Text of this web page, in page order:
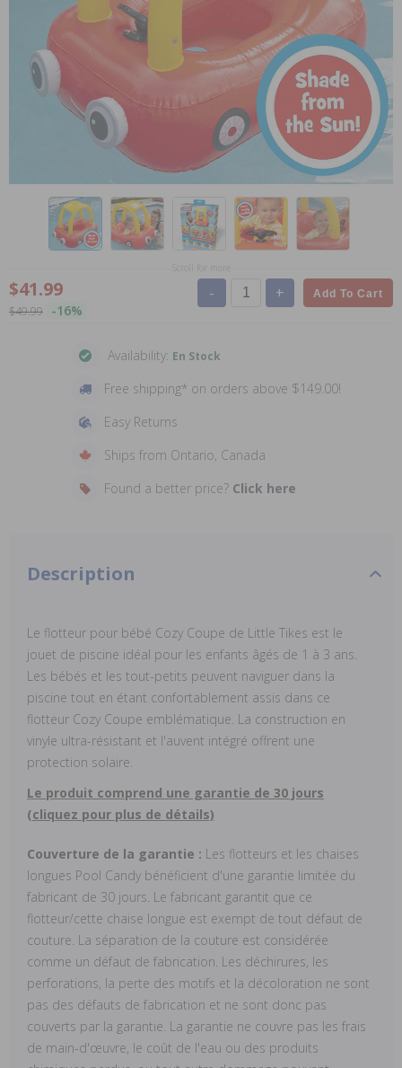
$41.99
$49.99 -16%
- + Add To Cart
Availability: En Stock
Free shipping* on orders above $149.00!
Easy Returns
Ships from Ontario, Canada
Found a better price? Click here
Description
Le flotteur pour bébé Cozy Coupe de Little Tikes est le
jouet de piscine idéal pour les enfants âgés de 1 à 3 ans.
Les bébés et les tout-petits peuvent naviguer dans la
piscine tout en étant confortablement assis dans ce
flotteur Cozy Coupe emblématique. La construction en
vinyle ultra-résistant et l'auvent intégré offrent une
protection solaire.
Le produit comprend une garantie de 30 jours
(cliquez pour plus de détails)
Couverture de la garantie : Les flotteurs et les chaises
longues Pool Candy bénéficient d'une garantie limitée du
fabricant de 30 jours. Le fabricant garantit que ce
flotteur/cette chaise longue est exempt de tout défaut de
couture. La séparation de la couture est considérée
comme un défaut de fabrication. Les déchirures, les
perforations, la perte des motifs et la décoloration ne sont
pas des défauts de fabrication et ne sont donc pas
couverts par la garantie. La garantie ne couvre pas les frais
de main-d'œuvre, le coût de l'eau ou des produits